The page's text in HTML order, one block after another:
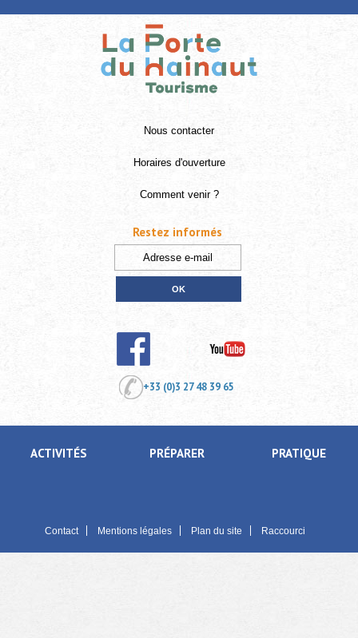
Nous contacter
Horaires d'ouverture
Comment venir ?
+33 (0)3 27 48 39 65
ACTIVITÉS PRÉPARER PRATIQUE
Contact Mentions légales Plan du site Raccourci
Restez informés